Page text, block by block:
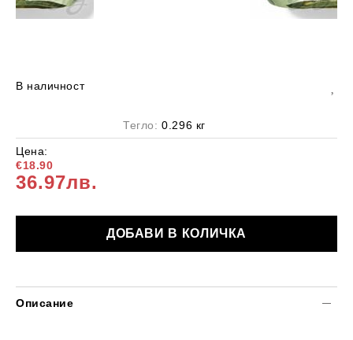
В наличност
Цена:
€18.90
36.97лв.
Тегло: 0.296 кг
Описание